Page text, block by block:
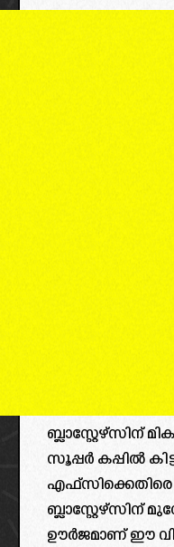
ബ്ലാസ്റ്റേഴ്സിന്
സൂപ്പർ കപ്പിൽ
എഫ്സിക്കെതിരെ
ബ്ലാസ്റ്റേഴ്സിന്
ഊർജമാണ് ഈ